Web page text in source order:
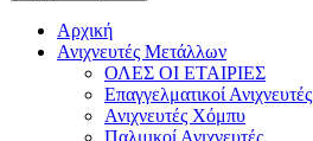
Αρχική
Ανιχνευτές Μετάλλων
ΟΛΕΣ ΟΙ ΕΤΑΙΡΙΕΣ
Επαγγελματικοί Ανιχνευτές
Ανιχνευτές Χόμπυ